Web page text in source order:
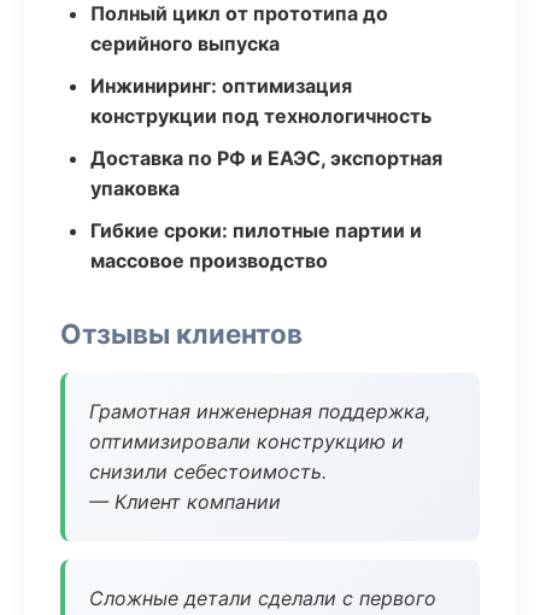
Полный цикл от прототипа до
серийного выпуска
Инжиниринг: оптимизация
конструкции под технологичность
Доставка по РФ и ЕАЭС, экспортная
упаковка
Гибкие сроки: пилотные партии и
массовое производство
Отзывы клиентов
Грамотная инженерная поддержка,
оптимизировали конструкцию и
снизили себестоимость.
— Клиент компании
Сложные детали сделали с первого